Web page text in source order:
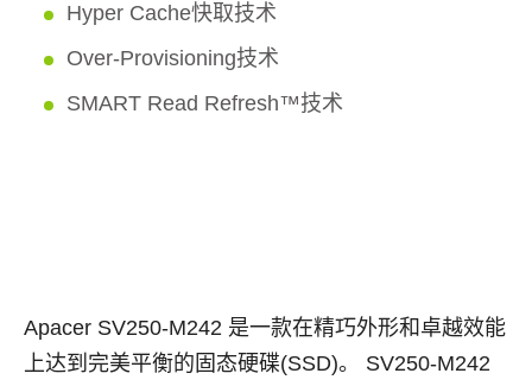
Hyper Cache快取技术
Over-Provisioning技术
SMART Read Refresh™技术
Apacer SV250-M242 是一款在精巧外形和卓越效能
上达到完美平衡的固态硬碟(SSD)。 SV250-M242